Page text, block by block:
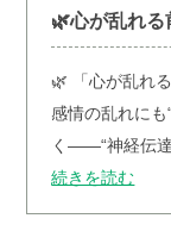
🌿心が乱れる
⁡🌿 「心が乱れ
感情の乱れに
く――“神経伝
続きを読む